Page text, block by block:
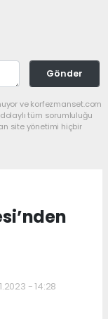
Gönder
ve korfezmanset.com
tüm sorumluluğu
site yönetimi hiçbir
- 14:28